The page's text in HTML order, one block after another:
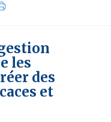
les
des
et